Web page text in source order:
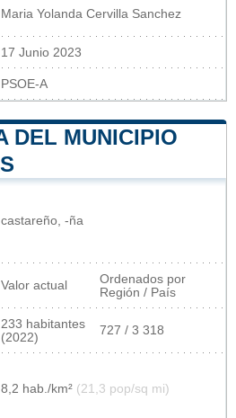
Maria Yolanda Cervilla Sanchez
17 Junio 2023
PSOE-A
DEL MUNICIPIO
castareño, -ña
Valor actual
Ordenados por
Región / País
233 habitantes
(2022)
727 / 3 318
8,2 hab./km² (21,3 pop/sq mi)